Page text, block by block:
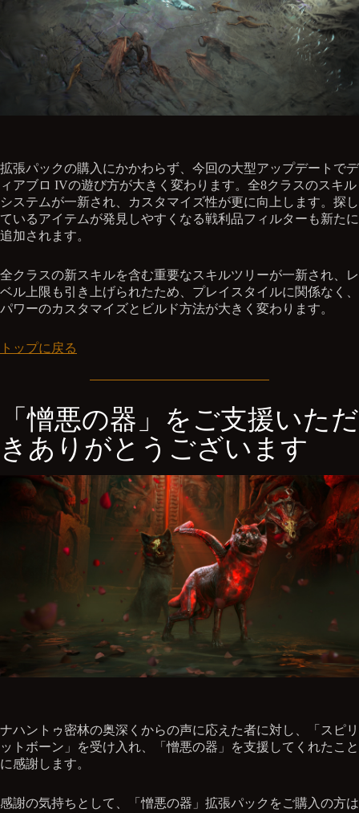
拡張パックの購入にかかわらず、今回の大型アップデートでデ
ィアブロ IVの遊び方が大きく変わります。全8クラスのスキル
システムが一新され、カスタマイズ性が更に向上します。探し
ているアイテムが発見しやすくなる戦利品フィルターも新たに
追加されます。
全クラスの新スキルを含む重要なスキルツリーが一新され、レ
ベル上限も引き上げられたため、プレイスタイルに関係なく、
パワーのカスタマイズとビルド方法が大きく変わります。
トップに戻る
「憎悪の器」をご支援いただ
きありがとうございます
ナハントゥ密林の奥深くからの声に応えた者に対し、「スピリ
ットボーン」を受け入れ、「憎悪の器」を支援してくれたこと
に感謝します。
感謝の気持ちとして、「憎悪の器」拡張パックをご購入の方は